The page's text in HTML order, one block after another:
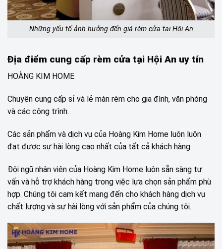
Những yếu tố ảnh hưởng đến giá rèm cửa tại Hội An
Địa điểm cung cấp rèm cửa tại Hội An uy tín
HOÀNG KIM HOME
Chuyên cung cấp sỉ và lẻ màn rèm cho gia đình, văn phòng
và các công trình.
Các sản phẩm và dịch vụ của Hoàng Kim Home luôn luôn
đạt được sự hài lòng cao nhất của tất cả khách hàng.
Đội ngũ nhân viên của Hoàng Kim Home luôn sẵn sàng tư
vấn và hỗ trợ khách hàng trong việc lựa chọn sản phẩm phù
hợp. Chúng tôi cam kết mang đến cho khách hàng dịch vụ
chất lượng và sự hài lòng với sản phẩm của chúng tôi.